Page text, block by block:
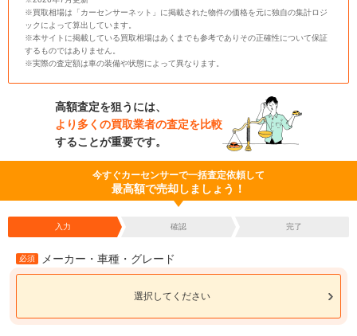
※買取相場は「カーセンサーネット」に掲載された物件の価格を元に独自の集計ロジ
ックによって算出しています。
※本サイトに掲載している買取相場はあくまでも参考でありその正確性について保証
するものではありません。
※実際の査定額は車の装備や状態によって異なります。
高額査定を狙うには、
より多くの買取業者の査定を比較
することが重要です。
今すぐカーセンサーで一括査定依頼して
最高額で売却しましょう！
入力 確認 完了
必須 メーカー・車種・グレード
選択してください